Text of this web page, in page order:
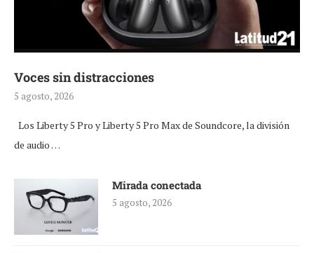
Voces sin distracciones
5 agosto, 2026
Los Liberty 5 Pro y Liberty 5 Pro Max de Soundcore, la división
de audio …
Mirada conectada
5 agosto, 2026